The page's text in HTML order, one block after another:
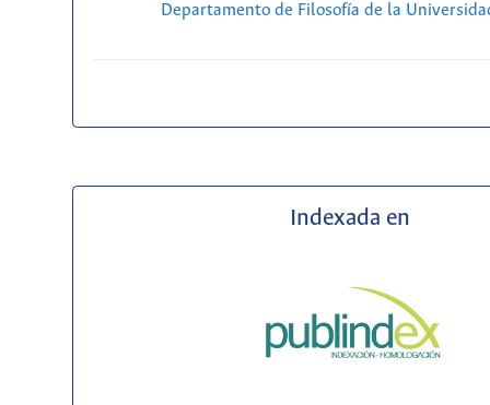
Departamento de Filosofía de la
Indexada en